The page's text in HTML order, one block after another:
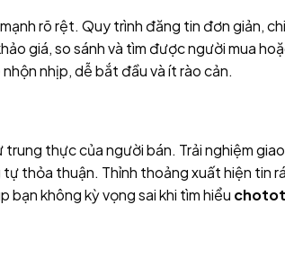
rõ rệt. Quy trình đăng tin đơn giản,
giá, so sánh và tìm được người mua
nhịp, dễ bắt đầu và ít rào cản.
thực của người bán. Trải nghiệm
thỏa thuận. Thỉnh thoảng xuất hiện tin
bạn không kỳ vọng sai khi tìm hiểu chotot